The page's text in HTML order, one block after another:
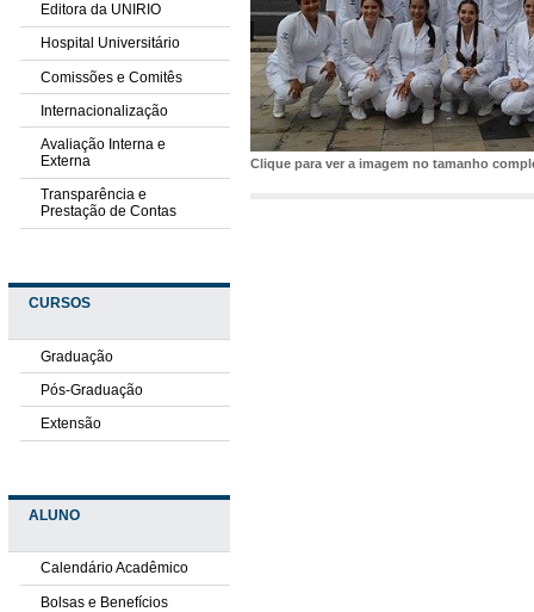
Editora da UNIRIO
Hospital Universitário
Comissões e Comitês
Internacionalização
Avaliação Interna e
Externa
Transparência e
Prestação de Contas
CURSOS
Graduação
Pós-Graduação
Extensão
ALUNO
Calendário Acadêmico
Bolsas e Benefícios
Clique para ver a imagem no tamanho